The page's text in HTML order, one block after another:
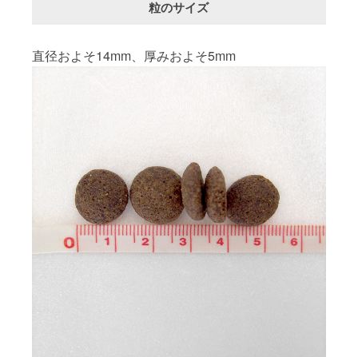
粒のサイズ
直径およそ14mm、厚みおよそ5mm